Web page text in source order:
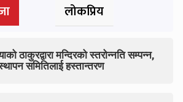
लोकप्रिय
ठाकुरद्वारा मन्दिरको स्तरोन्नति सम्पन्न,
समितिलाई हस्तान्तरण